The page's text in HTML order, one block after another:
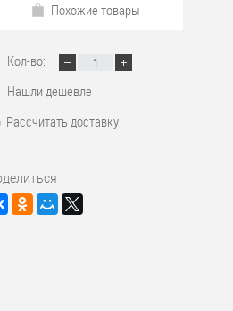
Похожие товары
Кол-во:
Нашли дешевле
Рассчитать доставку